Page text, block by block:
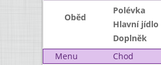
Oběd
Polévka
Hlavní jídlo
Doplněk
Menu
Chod